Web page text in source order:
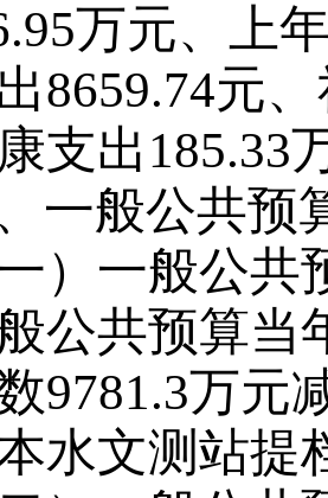
万元、上
8659.74元
支出185.33
一般公共预
一）一般公
公共预算当
9781.3万元
水文测站提